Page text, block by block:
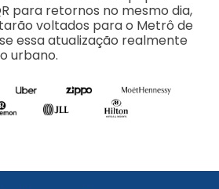
para retornos no mesmo dia,
voltados para o Metrô de
essa atualização realmente
urbano.